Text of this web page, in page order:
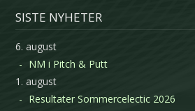
SISTE NYHETER
6. august
NM i Pitch & Putt
1. august
Resultater Sommercelectic 2026